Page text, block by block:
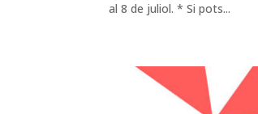
al 8 de juliol. * Si pots...